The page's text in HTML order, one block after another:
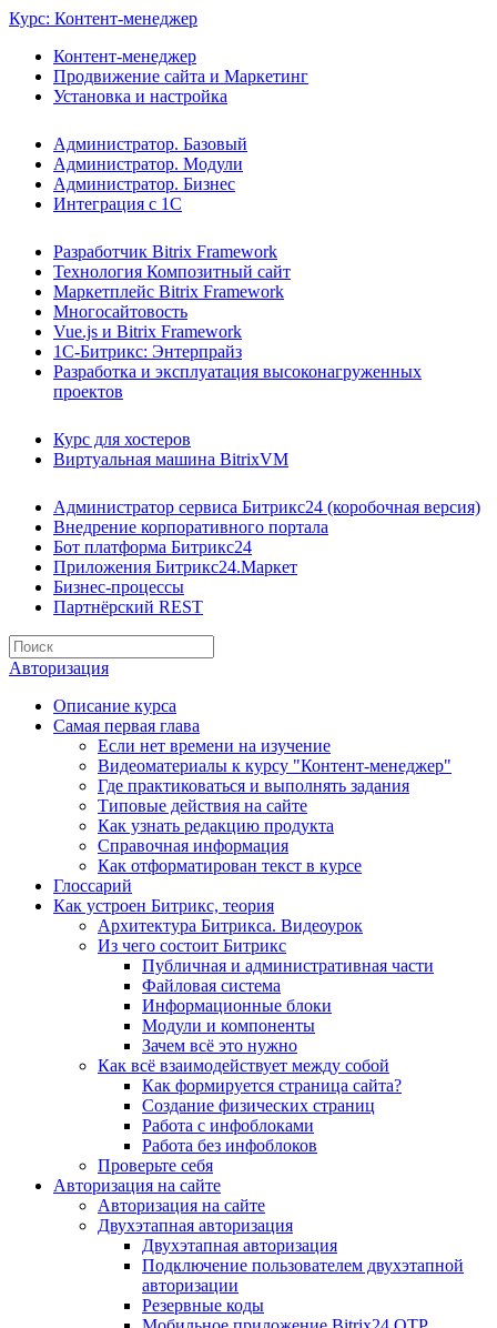
Курс: Контент-менеджер
Контент-менеджер
Продвижение сайта и Маркетинг
Установка и настройка
Администратор. Базовый
Администратор. Модули
Администратор. Бизнес
Интеграция с 1С
Разработчик Bitrix Framework
Технология Композитный сайт
Маркетплейс Bitrix Framework
Многосайтовость
Vue.js и Bitrix Framework
1С-Битрикс: Энтерпрайз
Разработка и эксплуатация высоконагруженных
проектов
Курс для хостеров
Виртуальная машина BitrixVM
Администратор сервиса Битрикс24 (коробочная версия)
Внедрение корпоративного портала
Бот платформа Битрикс24
Приложения Битрикс24.Маркет
Бизнес-процессы
Партнёрский REST
Авторизация
Описание курса
Самая первая глава
Если нет времени на изучение
Видеоматериалы к курсу "Контент-менеджер"
Где практиковаться и выполнять задания
Типовые действия на сайте
Как узнать редакцию продукта
Справочная информация
Как отформатирован текст в курсе
Глоссарий
Как устроен Битрикс, теория
Архитектура Битрикса. Видеоурок
Из чего состоит Битрикс
Публичная и административная части
Файловая система
Информационные блоки
Модули и компоненты
Зачем всё это нужно
Как всё взаимодействует между собой
Как формируется страница сайта?
Создание физических страниц
Работа с инфоблоками
Работа без инфоблоков
Проверьте себя
Авторизация на сайте
Авторизация на сайте
Двухэтапная авторизация
Двухэтапная авторизация
Подключение пользователем двухэтапной
авторизации
Резервные коды